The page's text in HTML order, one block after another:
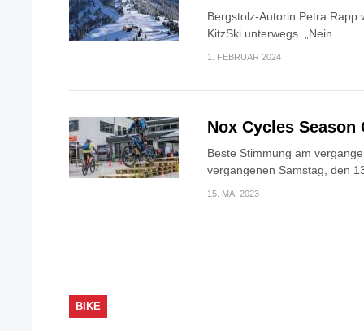
Bergstolz-Autorin Petra Rapp
KitzSki unterwegs. „Nein...
1. FEBRUAR 2024
Nox Cycles
Beste Stimmung am
vergangenen Samstag, den
15. MAI 2023
BIKE